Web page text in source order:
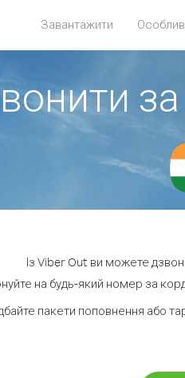
Завантажити
за
Із Viber Out ви можете
на будь-який номер за
пакети поповнення або